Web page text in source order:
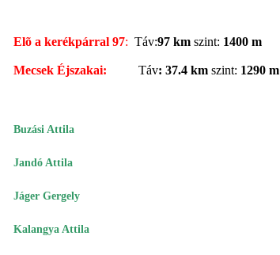
Elõ a kerékpárral 97: Táv:97 km szint: 1400 m
Mecsek Éjszakai: Táv: 37.4 km szint: 1290 m
Buzási Attila
Jandó Attila
Jáger Gergely
Kalangya Attila